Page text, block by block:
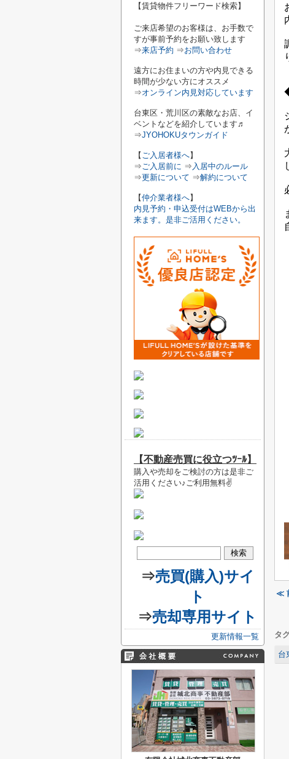
≪
タ
台
【賃貸物件フリーワード検索】
ご来店希望のお客様は、お手数で
すが事前予約をお願い致します
⇒来店予約 ⇒お問い合わせ
遠方にお住まいの方や内見できる
時間が少ない方にオススメ
⇒オンライン内見対応しています
台東区・荒川区の素敵なお店、イ
ベントなどを紹介しています♬
⇒JYOHOKUタウンガイド
【 ご入居者様へ】
⇒ ご入居前に ⇒ 入居中のルール
⇒更新について ⇒解約について
【仲介業者様へ】
内見予約・申込受付はWEBから出
来ます。是非ご活用ください。
【不動産売買に役立つﾂｰﾙ】
購入や売却をご検討の方は是非ご
活用ください♪ご利用無料✌
⇒売買(購入)サイ
ト
⇒売却専用サイト
更新情報一覧